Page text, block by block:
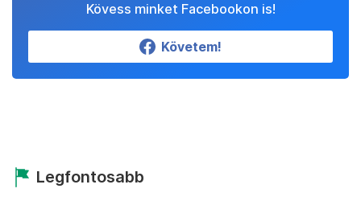
Kövess minket Facebookon is!
Követem!
Legfontosabb